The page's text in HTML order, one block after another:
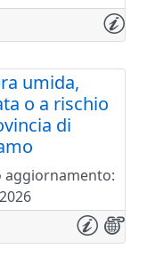
umida,
o a rischio
di
aggiornamento: